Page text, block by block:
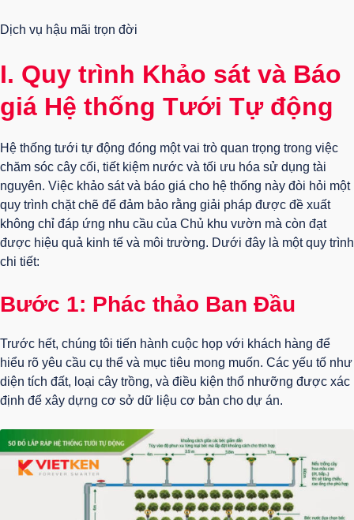
Dịch vụ hậu mãi trọn đời
I. Quy trình Khảo sát và Báo
giá Hệ thống Tưới Tự động
Hệ thống tưới tự động đóng một vai trò quan trọng trong việc
chăm sóc cây cối, tiết kiệm nước và tối ưu hóa sử dụng tài
nguyên. Việc khảo sát và báo giá cho hệ thống này đòi hỏi một
quy trình chặt chẽ để đảm bảo rằng giải pháp được đề xuất
không chỉ đáp ứng nhu cầu của Chủ khu vườn mà còn đạt
được hiệu quả kinh tế và môi trường. Dưới đây là một quy trình
chi tiết:
Bước 1: Phác thảo Ban Đầu
Trước hết, chúng tôi tiến hành cuộc họp với khách hàng để
hiểu rõ yêu cầu cụ thể và mục tiêu mong muốn. Các yếu tố như
diện tích đất, loại cây trồng, và điều kiện thổ nhưỡng được xác
định để xây dựng cơ sở dữ liệu cơ bản cho dự án.